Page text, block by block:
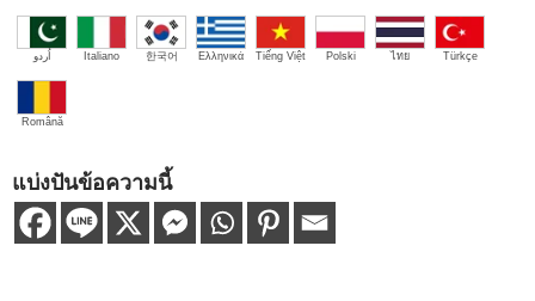
اُردو Italiano 한국어 Ελληνικά Tiếng Việt Polski ไทย Türkçe
Română
แบ่งปันข้อความนี้